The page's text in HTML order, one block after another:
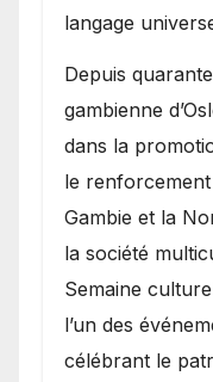
langage
​Depuis
gambienne
dans la
le renforcement
Gambie et la
la société
Semaine
l’un des
célébrant le